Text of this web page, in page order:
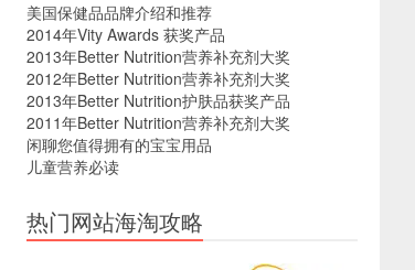
美国保健品品牌介绍和推荐
2014年Vity Awards 获奖产品
2013年Better Nutrition营养补充剂大奖
2012年Better Nutrition营养补充剂大奖
2013年Better Nutrition护肤品获奖产品
2011年Better Nutrition营养补充剂大奖
闲聊您值得拥有的宝宝用品
儿童营养必读
热门网站海淘攻略